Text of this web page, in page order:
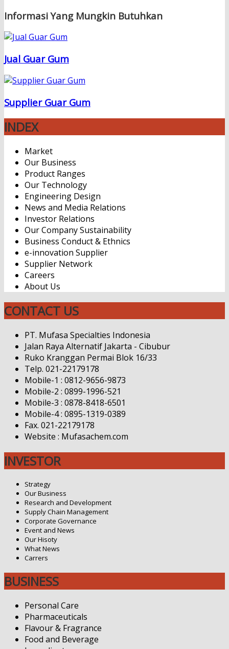
Informasi Yang Mungkin Butuhkan
Jual Guar Gum
Supplier Guar Gum
INDEX
Market
Our Business
Product Ranges
Our Technology
Engineering Design
News and Media Relations
Investor Relations
Our Company Sustainability
Business Conduct & Ethnics
e-innovation Supplier
Supplier Network
Careers
About Us
CONTACT US
PT. Mufasa Specialties Indonesia
Jalan Raya Alternatif Jakarta - Cibubur
Ruko Kranggan Permai Blok 16/33
Telp. 021-22179178
Mobile-1 : 0812-9656-9873
Mobile-2 : 0899-1996-521
Mobile-3 : 0878-8418-6501
Mobile-4 : 0895-1319-0389
Fax. 021-22179178
Website : Mufasachem.com
INVESTOR
Strategy
Our Business
Research and Development
Supply Chain Management
Corporate Governance
Event and News
Our Hisoty
What News
Carrers
BUSINESS
Personal Care
Pharmaceuticals
Flavour & Fragrance
Food and Beverage